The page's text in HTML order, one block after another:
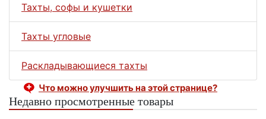
Тахты, софы и кушетки
Тахты угловые
Раскладывающиеся тахты
Что можно улучшить на этой странице?
Недавно просмотренные товары